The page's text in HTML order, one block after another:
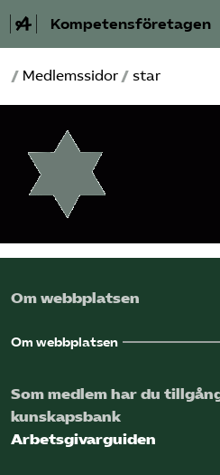
Kompetensföretagen
Aktuellt
A-Ö
Auktorisation
Omsättningsstatistik
/ Medlemssidor / star
Om webbplatsen
Om webbplatsen
Som medlem har du
kunskapsbank
Arbetsgivarguiden